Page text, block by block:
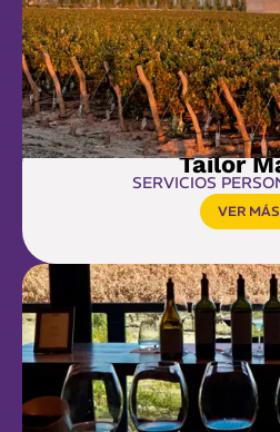
Tailor
SERVICIOS
VER MÁS